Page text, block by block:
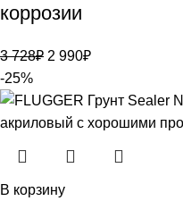
коррозии
3 728₽ 2 990₽
-25%
В корзину